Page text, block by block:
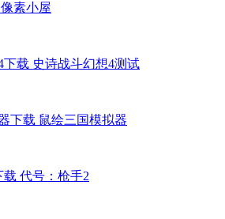
像素小屋
史诗战斗幻想4测试
鼠绘三国模拟器
代号：枪手2